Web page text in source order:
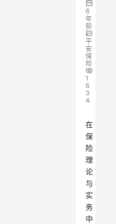
6
年
前
平
安
保
险
1
6
3
4
在
保
险
理
论
与
实
务
中